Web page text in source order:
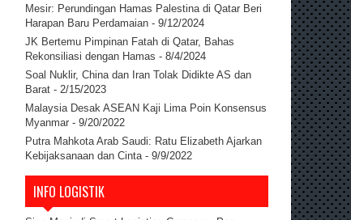
Mesir: Perundingan Hamas Palestina di Qatar Beri
Harapan Baru Perdamaian - 9/12/2024
JK Bertemu Pimpinan Fatah di Qatar, Bahas
Rekonsiliasi dengan Hamas - 8/4/2024
Soal Nuklir, China dan Iran Tolak Didikte AS dan
Barat - 2/15/2023
Malaysia Desak ASEAN Kaji Lima Poin Konsensus
Myanmar - 9/20/2022
Putra Mahkota Arab Saudi: Ratu Elizabeth Ajarkan
Kebijaksanaan dan Cinta - 9/9/2022
INFO LOGISTIK